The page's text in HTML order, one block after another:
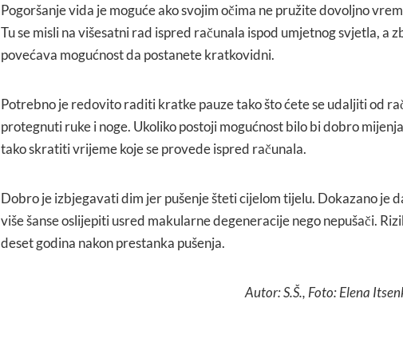
Pogoršanje vida je moguće ako svojim očima ne pružite dovoljno
Tu se misli na višesatni rad ispred računala ispod umjetnog svjetla, a
povećava mogućnost da postanete kratkovidni.
Potrebno je redovito raditi kratke pauze tako što ćete se udaljiti od
protegnuti ruke i noge. Ukoliko postoji mogućnost bilo bi dobro
tako skratiti vrijeme koje se provede ispred računala.
Dobro je izbjegavati dim jer pušenje šteti cijelom tijelu. Dokazano je
više šanse oslijepiti usred makularne degeneracije nego nepušači.
deset godina nakon prestanka pušenja.
Autor: S.Š., Foto: Elena